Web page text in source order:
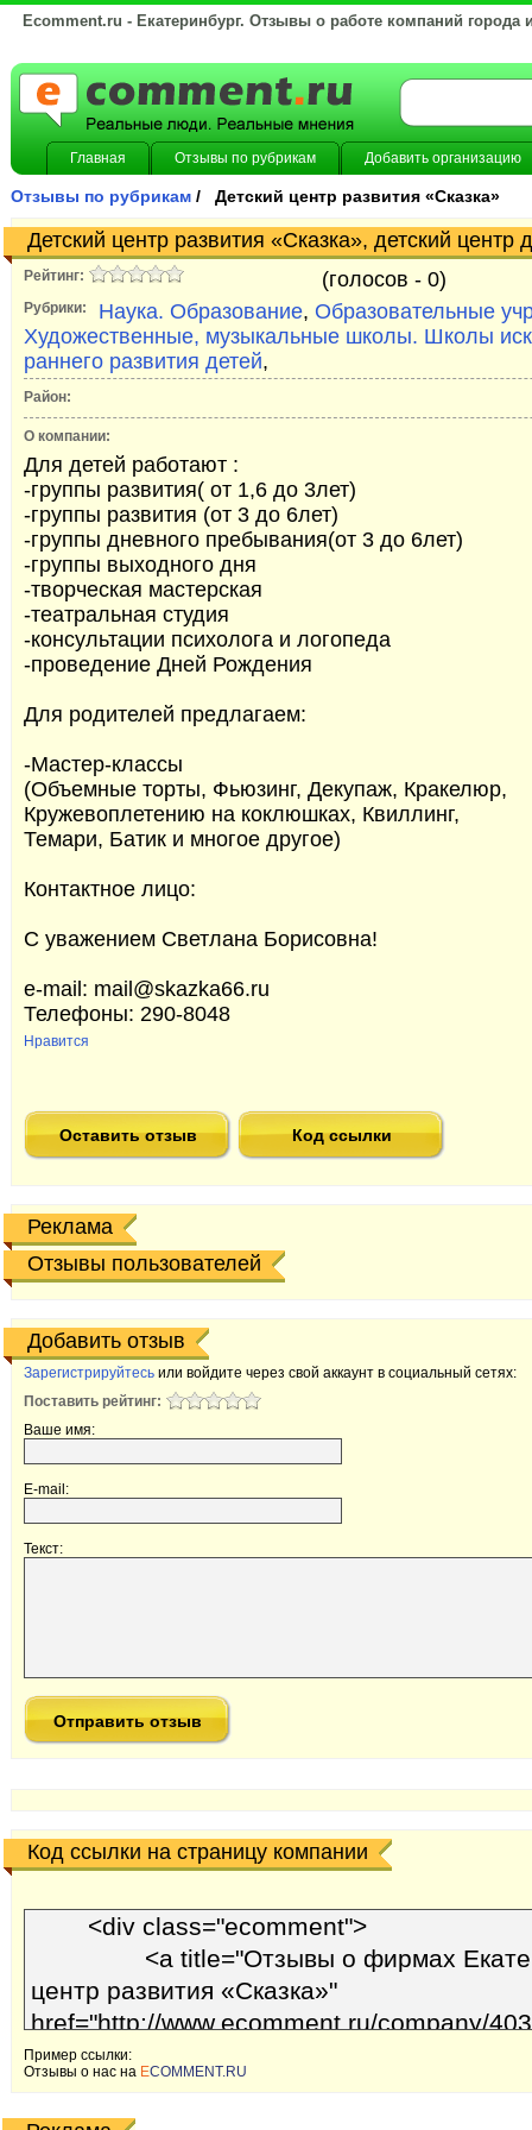
Ecomment.ru - Екатеринбург. Отзывы о работе компаний города
Главная Отзывы по рубрикам Добавить организацию
Отзывы по рубрикам / Детский центр развития «Сказка»
Детский центр развития «Сказка», детский центр
Рейтинг: (голосов - 0)
Рубрики: Наука. Образование, Образовательные
Художественные, музыкальные школы. Школы
раннего развития детей,
Район:
О компании:
Для детей работают :
-группы развития( от 1,6 до 3лет)
-группы развития (от 3 до 6лет)
-группы дневного пребывания(от 3 до 6лет)
-группы выходного дня
-творческая мастерская
-театральная студия
-консультации психолога и логопеда
-проведение Дней Рождения
Для родителей предлагаем:
-Мастер-классы
(Объемные торты, Фьюзинг, Декупаж, Кракелюр,
Кружевоплетению на коклюшках, Квиллинг,
Темари, Батик и многое другое)
Контактное лицо:
С уважением Светлана Борисовна!
e-mail: mail@skazka66.ru
Телефоны: 290-8048
Нравится
Оставить отзыв Код ссылки
Реклама
Отзывы пользователей
Добавить отзыв
Зарегистрируйтесь или войдите через свой аккаунт в социальный сетях:
Поставить рейтинг:
Ваше имя:
E-mail:
Текст:
Код ссылки на страницу компании
Пример ссылки:
Отзывы o наc на ECOMMENT.RU